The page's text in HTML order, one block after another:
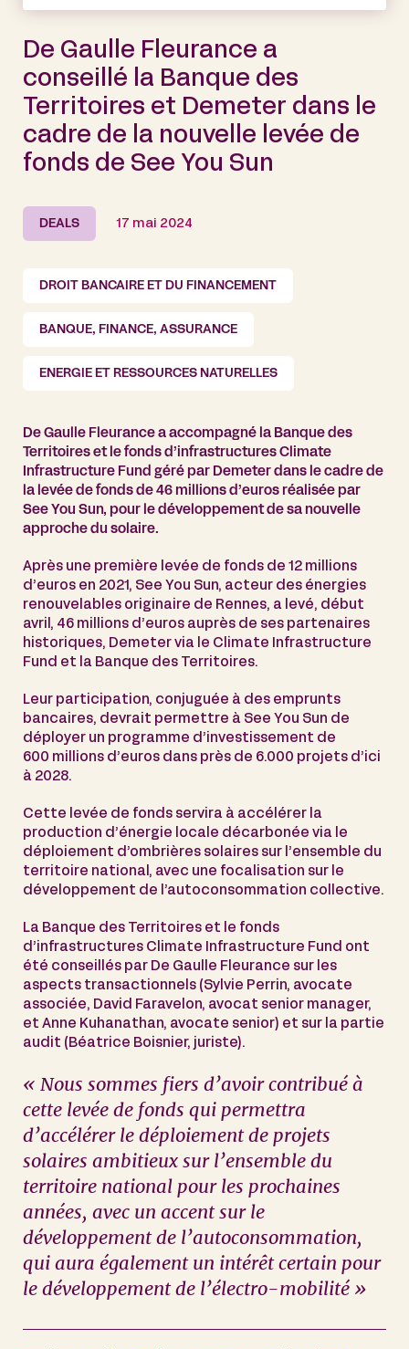
De Gaulle Fleurance a
conseillé la Banque des
Territoires et Demeter dans le
cadre de la nouvelle levée de
fonds de See You Sun
DEALS 17 mai 2024
DROIT BANCAIRE ET DU FINANCEMENT
BANQUE, FINANCE, ASSURANCE
ENERGIE ET RESSOURCES NATURELLES
De Gaulle Fleurance a accompagné la Banque des
Territoires et le fonds d’infrastructures Climate
Infrastructure Fund géré par Demeter dans le cadre de
la levée de fonds de 46 millions d’euros réalisée par
See You Sun, pour le développement de sa nouvelle
approche du solaire.
Après une première levée de fonds de 12 millions
d’euros en 2021, See You Sun, acteur des énergies
renouvelables originaire de Rennes, a levé, début
avril, 46 millions d’euros auprès de ses partenaires
historiques, Demeter via le Climate Infrastructure
Fund et la Banque des Territoires.
Leur participation, conjuguée à des emprunts
bancaires, devrait permettre à See You Sun de
déployer un programme d’investissement de
600 millions d’euros dans près de 6.000 projets d’ici
à 2028.
Cette levée de fonds servira à accélérer la
production d’énergie locale décarbonée via le
déploiement d’ombrières solaires sur l’ensemble du
territoire national, avec une focalisation sur le
développement de l’autoconsommation collective.
La Banque des Territoires et le fonds
d’infrastructures Climate Infrastructure Fund ont
été conseillés par De Gaulle Fleurance sur les
aspects transactionnels (Sylvie Perrin, avocate
associée, David Faravelon, avocat senior manager,
et Anne Kuhanathan, avocate senior) et sur la partie
audit (Béatrice Boisnier, juriste).
« Nous sommes fiers d’avoir contribué à
cette levée de fonds qui permettra
d’accélérer le déploiement de projets
solaires ambitieux sur l’ensemble du
territoire national pour les prochaines
années, avec un accent sur le
développement de l’autoconsommation,
qui aura également un intérêt certain pour
le développement de l’électro-mobilité »